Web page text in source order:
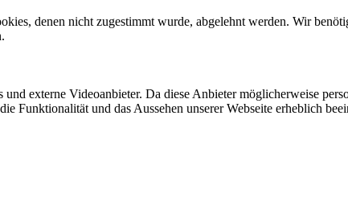
denen nicht zugestimmt wurde, abgelehnt werden. Wir
externe Videoanbieter. Da diese Anbieter möglicherweise
Funktionalität und das Aussehen unserer Webseite erheblich